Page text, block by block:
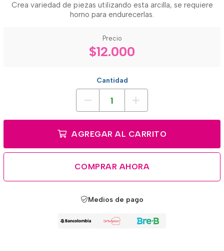
Crea variedad de piezas utilizando esta arcilla, se requiere
horno para endurecerlas.
Precio
$12.000
Cantidad
AGREGAR AL CARRITO
COMPRAR AHORA
Medios de pago